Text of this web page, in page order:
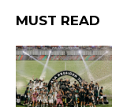
MUST READ